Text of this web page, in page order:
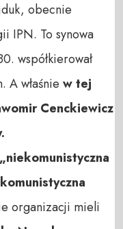
obecnie
IPN. To synowa
współkierował
A właśnie w tej
Cenckiewicz
„niekomunistyczna
organizacji mieli